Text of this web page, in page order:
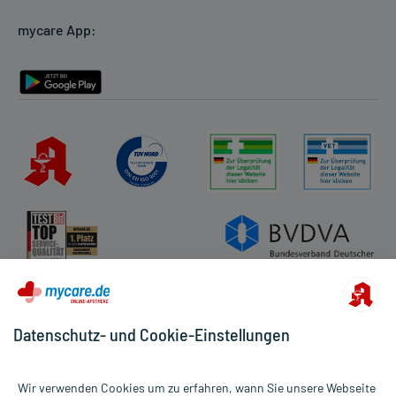
Rückgabe/Widerruf
mycare App:
Datenschutz- und Cookie-Einstellungen
Wir verwenden Cookies um zu erfahren, wann Sie unsere Webseite